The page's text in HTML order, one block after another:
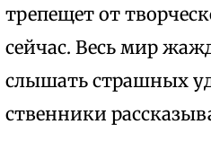
трепещет от
сейчас. Весь мир
слышать страшных
ственники